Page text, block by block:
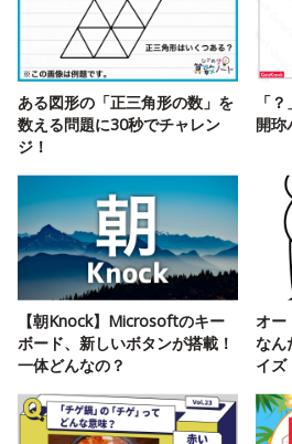
ある図形の「正三角形の数」を
数える問題に30秒でチャレン
ジ！
「
開珎
【朝Knock】Microsoftのキー
ボード、新しいボタンが搭載！
一体どんなの？
オー
なん
イズ